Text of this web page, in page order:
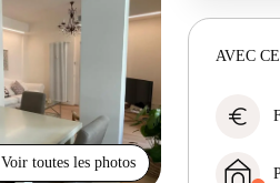
Voir toutes les photos
AVEC
euro